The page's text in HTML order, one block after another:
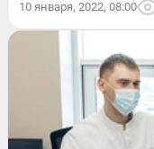
10 января, 2022, 08:00